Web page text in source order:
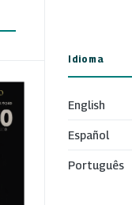
Idioma
English
Español
Português